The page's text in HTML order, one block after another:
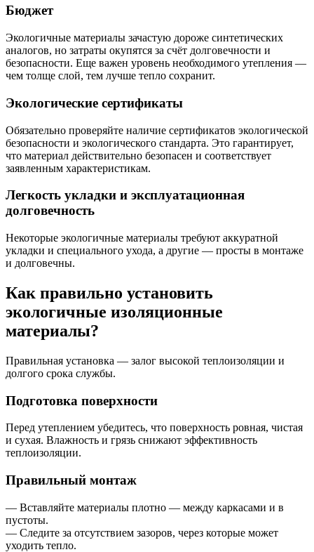
Бюджет
Экологичные материалы зачастую дороже синтетических
аналогов, но затраты окупятся за счёт долговечности и
безопасности. Еще важен уровень необходимого утепления —
чем толще слой, тем лучше тепло сохранит.
Экологические сертификаты
Обязательно проверяйте наличие сертификатов экологической
безопасности и экологического стандарта. Это гарантирует,
что материал действительно безопасен и соответствует
заявленным характеристикам.
Легкость укладки и эксплуатационная
долговечность
Некоторые экологичные материалы требуют аккуратной
укладки и специального ухода, а другие — просты в монтаже
и долговечны.
Как правильно установить
экологичные изоляционные
материалы?
Правильная установка — залог высокой теплоизоляции и
долгого срока службы.
Подготовка поверхности
Перед утеплением убедитесь, что поверхность ровная, чистая
и сухая. Влажность и грязь снижают эффективность
теплоизоляции.
Правильный монтаж
— Вставляйте материалы плотно — между каркасами и в
пустоты.
— Следите за отсутствием зазоров, через которые может
уходить тепло.